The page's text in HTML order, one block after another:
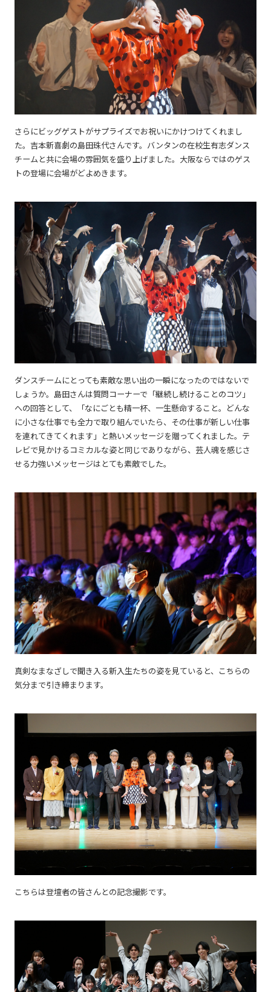
さらにビッグゲストがサプライズでお祝いにかけつけてくれまし
た。吉本新喜劇の島田珠代さんです。バンタンの在校生有志ダンス
チームと共に会場の雰囲気を盛り上げました。大阪ならではのゲス
トの登場に会場がどよめきます。
ダンスチームにとっても素敵な思い出の一瞬になったのではないで
しょうか。島田さんは質問コーナーで「継続し続けることのコツ」
への回答として、「なにごとも精一杯、一生懸命すること。どんな
に小さな仕事でも全力で取り組んでいたら、その仕事が新しい仕事
を連れてきてくれます」と熱いメッセージを贈ってくれました。テ
レビで見かけるコミカルな姿と同じでありながら、芸人魂を感じさ
せる力強いメッセージはとても素敵でした。
真剣なまなざしで聞き入る新入生たちの姿を見ていると、こちらの
気分まで引き締まります。
こちらは登壇者の皆さんとの記念撮影です。